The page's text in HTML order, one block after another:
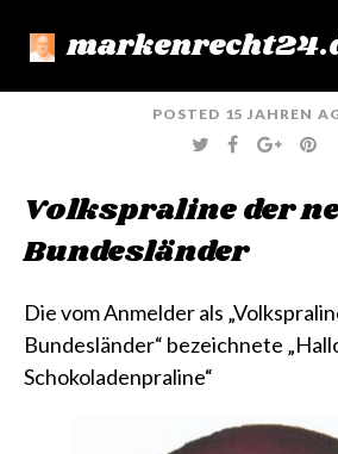
POSTED 15 JAHREN
T
W
T
E
F
A
O
G
O
L
E
P
I
R
Volkspraline der
Bundesländer
Die vom Anmelder als
Bundesländer“ bezeichnete
Schokoladenpraline“